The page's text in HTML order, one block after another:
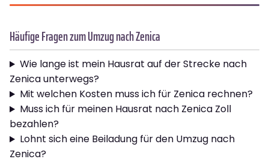
Häufige Fragen zum Umzug nach Zenica
Wie lange ist mein Hausrat auf der Strecke nach
Zenica unterwegs?
Mit welchen Kosten muss ich für Zenica rechnen?
Muss ich für meinen Hausrat nach Zenica Zoll
bezahlen?
Lohnt sich eine Beiladung für den Umzug nach
Zenica?